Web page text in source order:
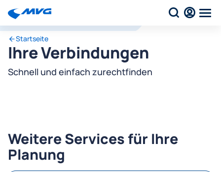
Startseite
Ihre Verbindungen
Schnell und einfach zurechtfinden
Weitere Services für Ihre
Planung